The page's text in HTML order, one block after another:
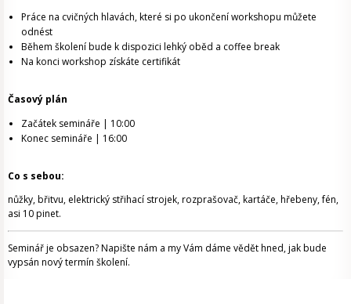
Práce na cvičných hlavách, které si po ukončení workshopu můžete
odnést
Během školení bude k dispozici lehký oběd a coffee break
Na konci workshop získáte certifikát
Časový plán
Začátek semináře | 10:00
Konec semináře | 16:00
Co s sebou:
nůžky, břitvu, elektrický střihací strojek, rozprašovač, kartáče, hřebeny, fén,
asi 10 pinet.
Seminář je obsazen? Napište nám a my Vám dáme vědět hned, jak bude
vypsán nový termín školení.